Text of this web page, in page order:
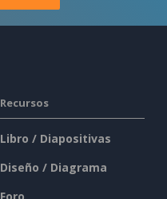
Recursos
Libro / Diapositivas
Diseño / Diagrama